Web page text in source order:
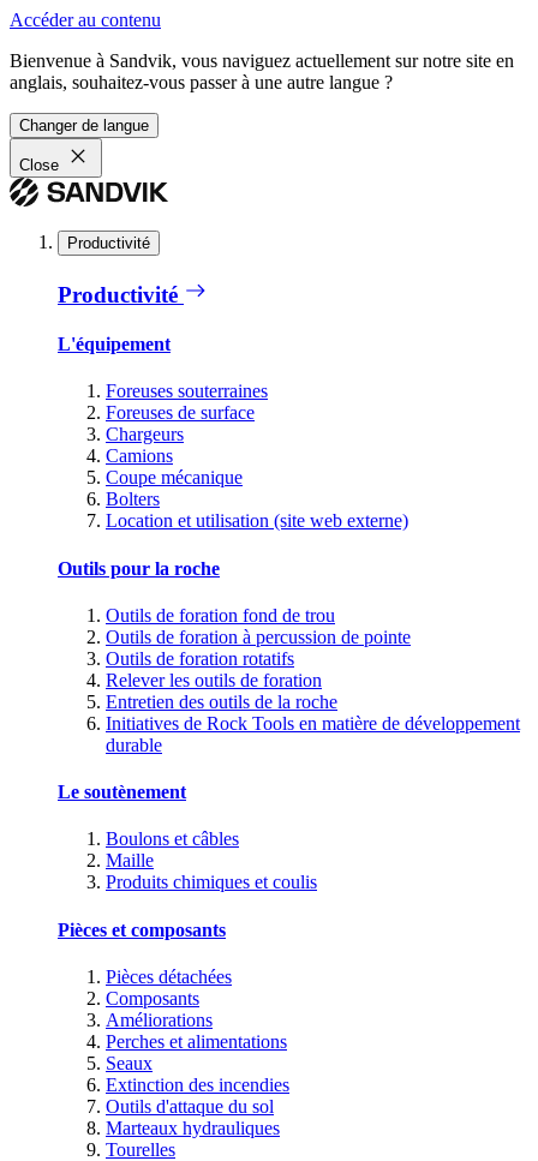
Accéder au contenu
Bienvenue à Sandvik, vous naviguez actuellement sur notre site en
anglais, souhaitez-vous passer à une autre langue ?
Changer de langue
Close
Productivité
Productivité
L'équipement
Foreuses souterraines
Foreuses de surface
Chargeurs
Camions
Coupe mécanique
Bolters
Location et utilisation (site web externe)
Outils pour la roche
Outils de foration fond de trou
Outils de foration à percussion de pointe
Outils de foration rotatifs
Relever les outils de foration
Entretien des outils de la roche
Initiatives de Rock Tools en matière de développement
durable
Le soutènement
Boulons et câbles
Maille
Produits chimiques et coulis
Pièces et composants
Pièces détachées
Composants
Améliorations
Perches et alimentations
Seaux
Extinction des incendies
Outils d'attaque du sol
Marteaux hydrauliques
Tourelles